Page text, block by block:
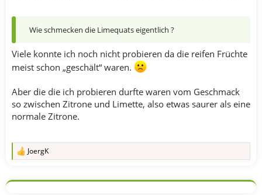
Wie schmecken die Limequats eigentlich ?
Viele konnte ich noch nicht probieren da die reifen Früchte
meist schon „geschält“ waren.
Aber die die ich probieren durfte waren vom Geschmack
so zwischen Zitrone und Limette, also etwas saurer als eine
normale Zitrone.
R
k
JoergK